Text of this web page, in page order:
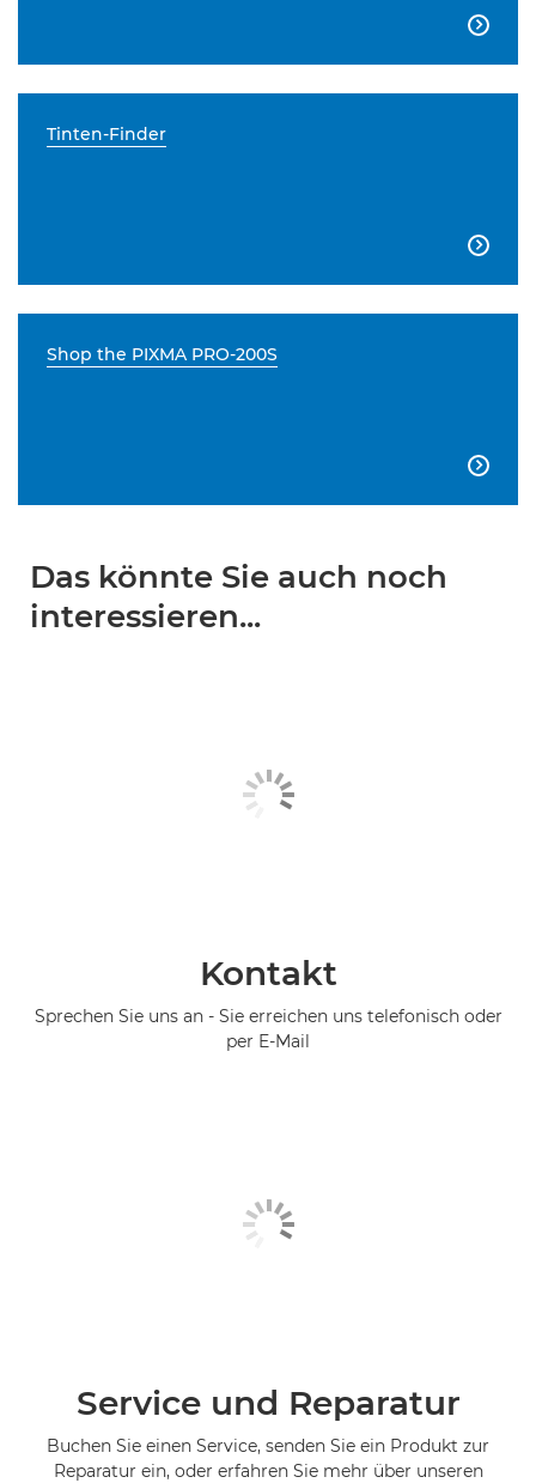

Tinten-Finder

Shop the PIXMA PRO-200S

Das könnte Sie auch noch
interessieren...
Kontakt
Sprechen Sie uns an - Sie erreichen uns telefonisch oder
per E-Mail
Service und Reparatur
Buchen Sie einen Service, senden Sie ein Produkt zur
Reparatur ein, oder erfahren Sie mehr über unseren